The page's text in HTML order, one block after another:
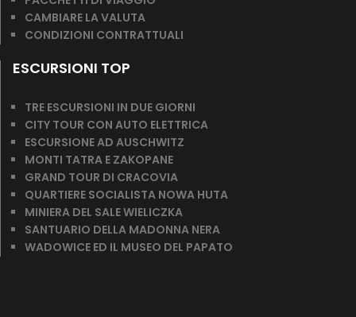
CAMBIARE LA VALUTA
CONDIZIONI CONTRATTUALI
ESCURSIONI TOP
TRE ESCURSIONI IN DUE GIORNI
CITY TOUR CON AUTO ELETTRICA
ESCURSIONE AD AUSCHWITZ
MONTI TATRA E ZAKOPANE
GRAND TOUR DI CRACOVIA
QUARTIERE SOCIALISTA NOWA HUTA
MINIERA DEL SALE WIELICZKA
SANTUARIO DELLA MADONNA NERA
WADOWICE ED IL MUSEO DEL PAPATO